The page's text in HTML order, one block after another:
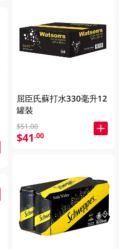
屈臣氏蘇打水330毫升12
罐裝
$51.00
$41.00